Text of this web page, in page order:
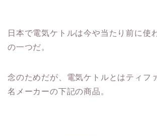
日本で電気ケトルは今や当たり前に使
の一つだ。
念のためだが、電気ケトルとはティフ
名メーカーの下記の商品。